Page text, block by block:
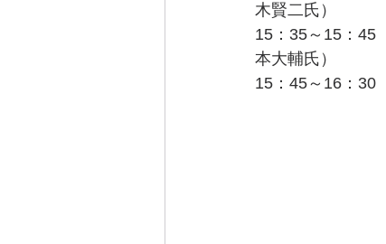
木賢二氏）
15：35～15：45
本大輔氏）
15：45～16：30